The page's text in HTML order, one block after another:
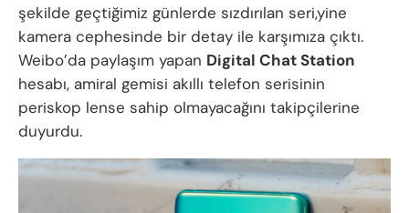
şekilde geçtiğimiz günlerde sızdırılan seri,yine
kamera cephesinde bir detay ile karşımıza çıktı.
Weibo’da paylaşım yapan Digital Chat Station
hesabı, amiral gemisi akıllı telefon serisinin
periskop lense sahip olmayacağını takipçilerine
duyurdu.